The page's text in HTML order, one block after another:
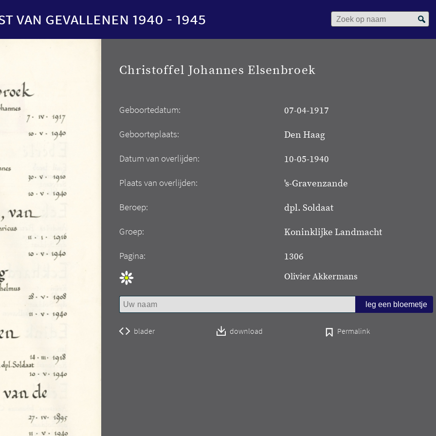
van gevallenen 1940 - 1945
Christoffel Johannes Elsenbroek
Geboortedatum: 07-04-1917
Geboorteplaats: Den Haag
Datum van overlijden: 10-05-1940
Plaats van overlijden: 's-Gravenzande
Beroep: dpl. Soldaat
Groep: Koninklijke Landmacht
Pagina: 1306
Olivier Akkermans
blader download Permalink